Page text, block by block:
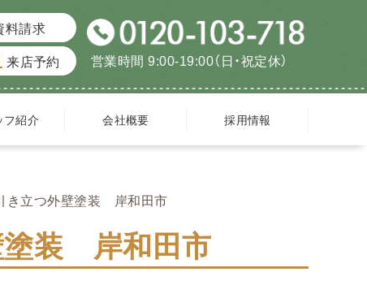
料請求
来店予約 営業時間 9:00-19:00（日・祝定休）
フ紹介 会社概要 採用情報
き立つ外壁塗装 岸和田市
塗装 岸和田市